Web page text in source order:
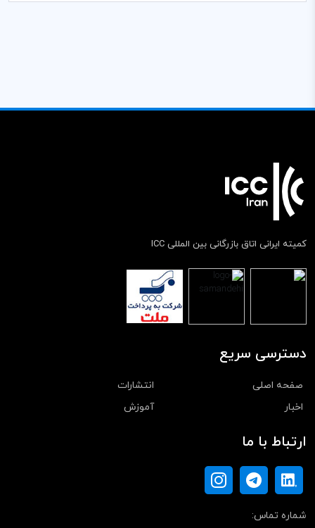
کمیته ایرانی اتاق بازرگانی بین المللی ICC
دسترسی سریع
صفحه اصلی
انتشارات
اخبار
آموزش
ارتباط با ما
شماره تماس: